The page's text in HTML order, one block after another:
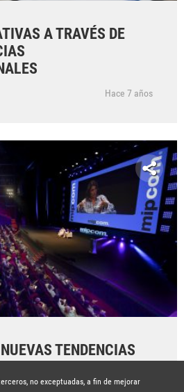
A TRAVÉS DE
Hace 7 años
TENDENCIAS
no exceptuadas, a fin de mejorar